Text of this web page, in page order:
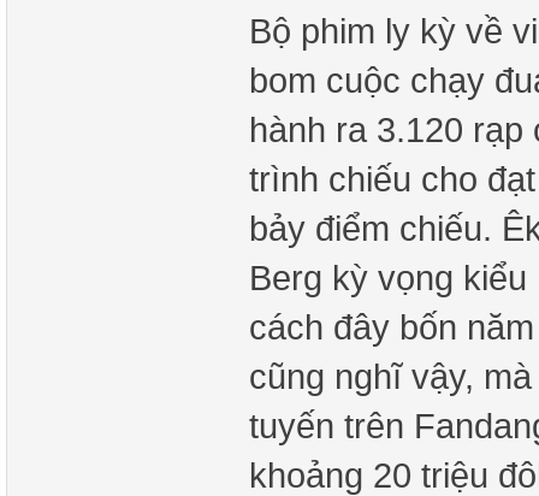
Bộ phim ly kỳ về
bom cuộc chạy
hành ra 3.120
trình chiếu cho
bảy điểm chiếu.
Berg kỳ vọng
cách đây bốn
cũng nghĩ vậy,
tuyến trên
khoảng 20 triệu